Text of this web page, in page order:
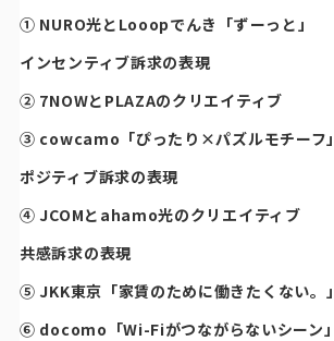
① NURO光とLooopでんき「ずーっと」
インセンティブ訴求の表現
② 7NOWとPLAZAのクリエイティブ
③ cowcamo「ぴったり×パズルモチーフ」
ポジティブ訴求の表現
④ JCOMとahamo光のクリエイティブ
共感訴求の表現
⑤ JKK東京「家賃のために働きたくない。」
⑥ docomo「Wi-Fiがつながらないシーン」